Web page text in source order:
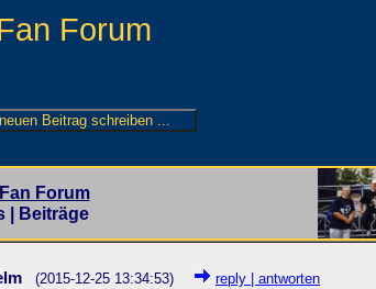
Forum
Forum
| Beiträge
(2015-12-25 13:34:53) reply | antworten